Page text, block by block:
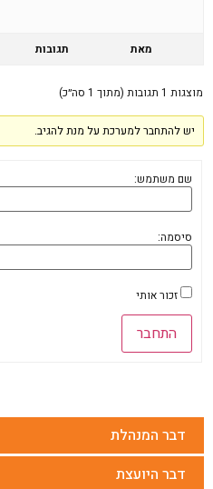
דבר המנהלת
דבר היועצת
מאת תגובות
מוצגות 1 תגובות (מתוך 1 סה״כ)
יש להתחבר למערכת על מנת להגיב.
שם משתמש:
סיסמה:
זכור אותי
התחבר